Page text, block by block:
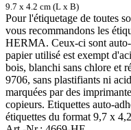
9.7 x 4.2 cm (L x B)
Pour l'étiquetage de toutes
vous recommandons les
HERMA. Ceux-ci sont auto-
papier utilisé est exempt
bois, blanchi sans chlore et
9706, sans plastifiants ni
marquées par des
copieurs. Etiquettes auto-
étiquettes du format 9,7 x